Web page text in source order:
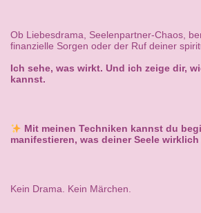
Ob Liebesdrama, Seelenpartner-Chaos,
finanzielle Sorgen oder der Ruf deiner
Ich sehe, was wirkt. Und ich zeige dir,
kannst.
Mit meinen Techniken kannst du
manifestieren, was deiner Seele
Kein Drama. Kein Märchen.